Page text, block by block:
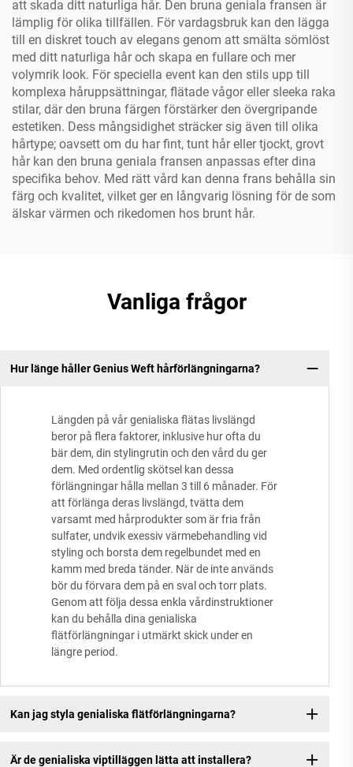
att skada ditt naturliga hår. Den bruna geniala fransen är
lämplig för olika tillfällen. För vardagsbruk kan den lägga
till en diskret touch av elegans genom att smälta sömlöst
med ditt naturliga hår och skapa en fullare och mer
volymrik look. För speciella event kan den stils upp till
komplexa håruppsättningar, flätade vågor eller sleeka raka
stilar, där den bruna färgen förstärker den övergripande
estetiken. Dess mångsidighet sträcker sig även till olika
hårtype; oavsett om du har fint, tunt hår eller tjockt, grovt
hår kan den bruna geniala fransen anpassas efter dina
specifika behov. Med rätt vård kan denna frans behålla sin
färg och kvalitet, vilket ger en långvarig lösning för de som
älskar värmen och rikedomen hos brunt hår.
Vanliga frågor
Hur länge håller Genius Weft hårförlängningarna?
Längden på vår genialiska flätas livslängd
beror på flera faktorer, inklusive hur ofta du
bär dem, din stylingrutin och den vård du ger
dem. Med ordentlig skötsel kan dessa
förlängningar hålla mellan 3 till 6 månader. För
att förlänga deras livslängd, tvätta dem
varsamt med hårprodukter som är fria från
sulfater, undvik exessiv värmebehandling vid
styling och borsta dem regelbundet med en
kamm med breda tänder. När de inte används
bör du förvara dem på en sval och torr plats.
Genom att följa dessa enkla vårdinstruktioner
kan du behålla dina genialiska
flätförlängningar i utmärkt skick under en
längre period.
Kan jag styla genialiska flätförlängningarna?
Är de genialiska viptilläggen lätta att installera?